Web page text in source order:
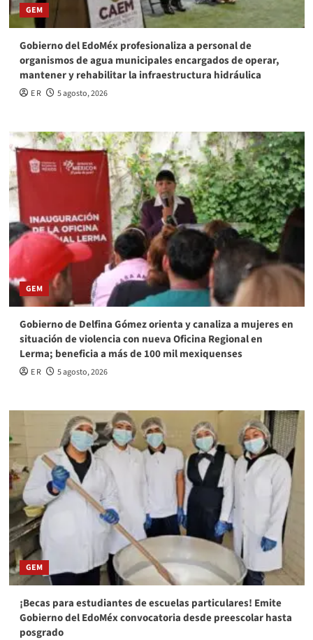
GEM
Gobierno del EdoMéx profesionaliza a personal de
organismos de agua municipales encargados de operar,
mantener y rehabilitar la infraestructura hidráulica
E R 5 agosto, 2026
GEM
Gobierno de Delfina Gómez orienta y canaliza a mujeres en
situación de violencia con nueva Oficina Regional en
Lerma; beneficia a más de 100 mil mexiquenses
E R 5 agosto, 2026
GEM
¡Becas para estudiantes de escuelas particulares! Emite
Gobierno del EdoMéx convocatoria desde preescolar hasta
posgrado